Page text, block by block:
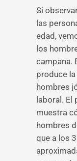
Si
las
edad,
los
campana.
produce
hombres
laboral. El
muestra
hombres
que a los